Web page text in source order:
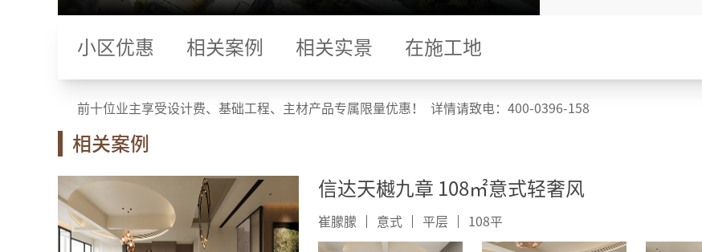
小区优惠 相关案例 相关实景 在施工地
前十位业主享受设计费、基础工程、主材产品专属限量优惠！ 详情请致电：400-0396-158
相关案例
信达天樾九章 108㎡意式轻奢风
崔朦朦 意式 平层 108平